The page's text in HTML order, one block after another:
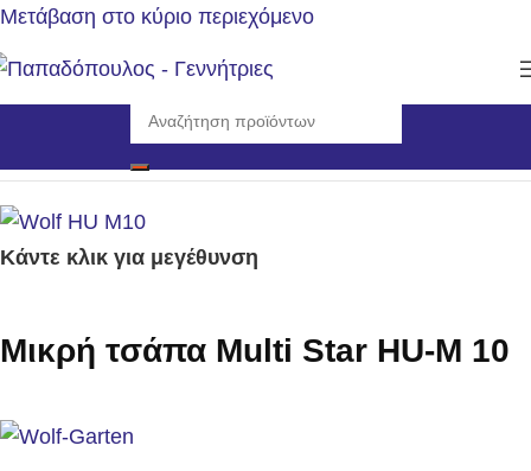
Μετάβαση στο κύριο περιεχόμενο
Αρχική σελίδα/Εργαλεία/Εργαλεία Χειρός
Κάντε κλικ για μεγέθυνση
Μικρή τσάπα Multi Star HU-M 10